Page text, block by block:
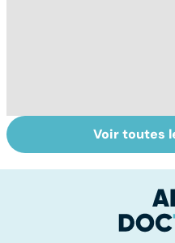
HPV : tout savoir
sur les
Voir toutes